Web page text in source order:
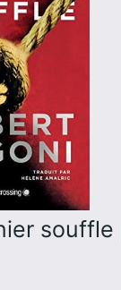
souffle